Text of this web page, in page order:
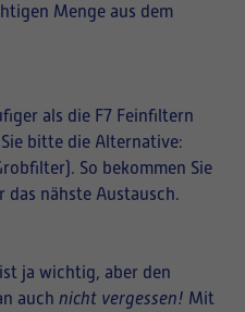
Menge aus dem
als die F7 Feinfiltern
bitte die Alternative:
So bekommen Sie
nähste Austausch.
ja wichtig, aber den
auch nicht vergessen! Mit